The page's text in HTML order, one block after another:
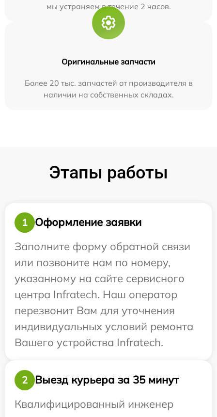
мы устраняем в течение 2 часов.
Оригинальные запчасти
Более 20 тыс. запчастей от производителя в
наличии на собственных складах.
Этапы работы
1
Оформление заявки
Заполните форму обратной связи
или позвоните нам по номеру,
указанному на сайте сервисного
центра Infratech. Наш оператор
перезвонит Вам для уточнения
индивидуальных условий ремонта
Вашего устройства Infratech.
2
Выезд курьера за 35 минут
Квалифицированный инженер